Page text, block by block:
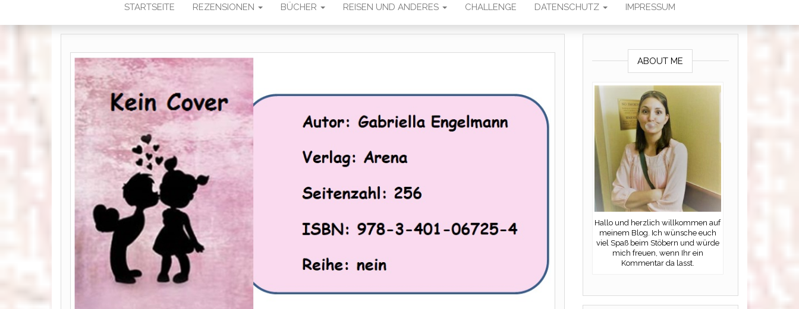
STARTSEITE REZENSIONEN BÜCHER REISEN UND ANDERES CHALLENGE DATENSCHUTZ IMPRESSUM
ABOUT ME
Hallo und herzlich willkommen auf
meinem Blog. Ich wünsche euch
viel Spaß beim Stöbern und würde
mich freuen, wenn Ihr ein
Kommentar da lasst.